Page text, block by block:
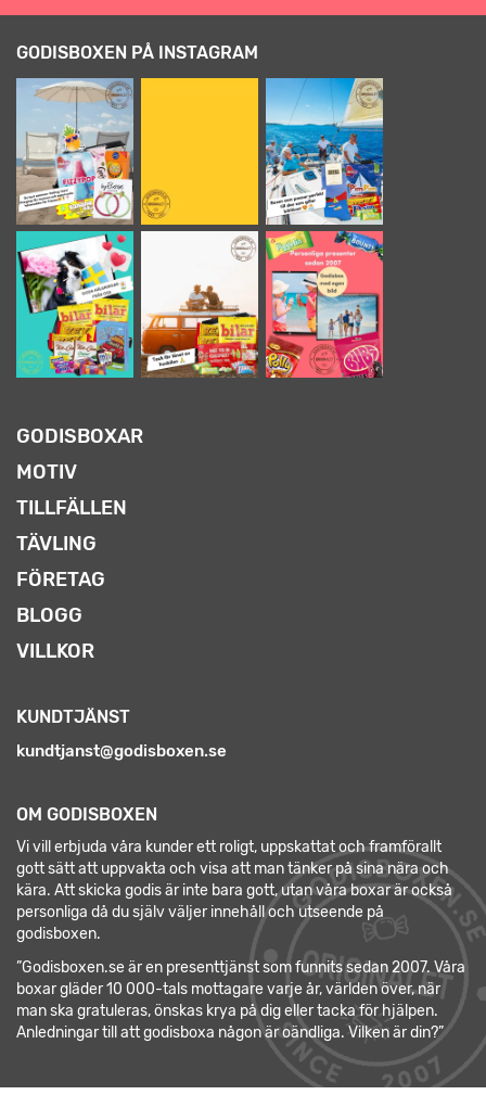
GODISBOXEN PÅ INSTAGRAM
GODISBOXAR
MOTIV
TILLFÄLLEN
TÄVLING
FÖRETAG
BLOGG
VILLKOR
KUNDTJÄNST
kundtjanst@godisboxen.se
OM GODISBOXEN
Vi vill erbjuda våra kunder ett roligt, uppskattat och framförallt
gott sätt att uppvakta och visa att man tänker på sina nära och
kära. Att skicka godis är inte bara gott, utan våra boxar är också
personliga då du själv väljer innehåll och utseende på
godisboxen.
”Godisboxen.se är en presenttjänst som funnits sedan 2007. Våra
boxar gläder 10 000-tals mottagare varje år, världen över, när
man ska gratuleras, önskas krya på dig eller tacka för hjälpen.
Anledningar till att godisboxa någon är oändliga. Vilken är din?”